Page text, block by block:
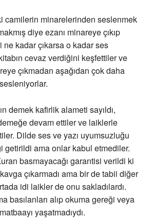
camilerin minarelerinden seslenmek
diye ezanı minareye çıkıp
kadar çıkarsa o kadar ses
cevaz verdiğini keşfettiler ve
çıkmadan aşağıdan çok daha
demek kafirlik alameti sayıldı,
devam ettiler ve laiklerle
Dilde ses ve yazı uyumsuzluğu
getirildi ama onlar kabul etmediler.
basmayacağı garantisi verildi ki
çıkarmadı ama bir de tabii diğer
idi laikler de onu sakladılardı.
basılanları alıp okuma gereği veya
yaşatmadıydı.